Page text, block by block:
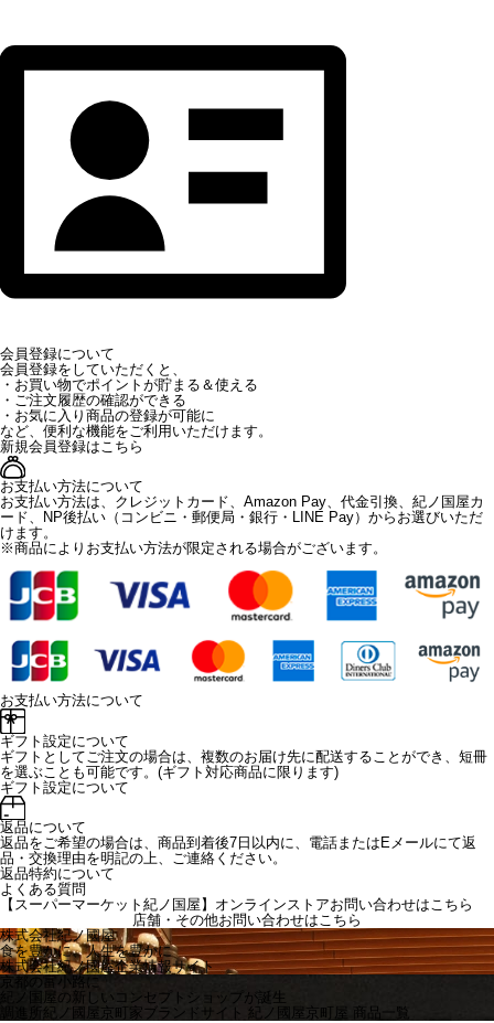
会員登録について
会員登録をしていただくと、
・お買い物でポイントが貯まる＆使える
・ご注文履歴の確認ができる
・お気に入り商品の登録が可能に
など、便利な機能をご利用いただけます。
新規会員登録はこちら
お支払い方法について
お支払い方法は、クレジットカード、Amazon Pay、代金引換、紀ノ国屋カ
ード、NP後払い（コンビニ・郵便局・銀行・LINE Pay）からお選びいただ
けます。
※商品によりお支払い方法が限定される場合がございます。
お支払い方法について
ギフト設定について
ギフトとしてご注文の場合は、複数のお届け先に配送することができ、短冊
を選ぶことも可能です。(ギフト対応商品に限ります)
ギフト設定について
返品について
返品をご希望の場合は、商品到着後7日以内に、電話またはEメールにて返
品・交換理由を明記の上、ご連絡ください。
返品特約について
よくある質問
【スーパーマーケット紀ノ国屋】オンラインストアお問い合わせはこちら
店舗・その他お問い合わせはこちら
株式会社紀ノ國屋
食を豊かに、人生を豊かに
株式会社紀ノ國屋企業情報サイト
京都の富小路に
紀ノ国屋の新しいコンセプトショップが誕生
調進所紀ノ國屋京町家ブランドサイト 紀ノ國屋京町屋 商品一覧